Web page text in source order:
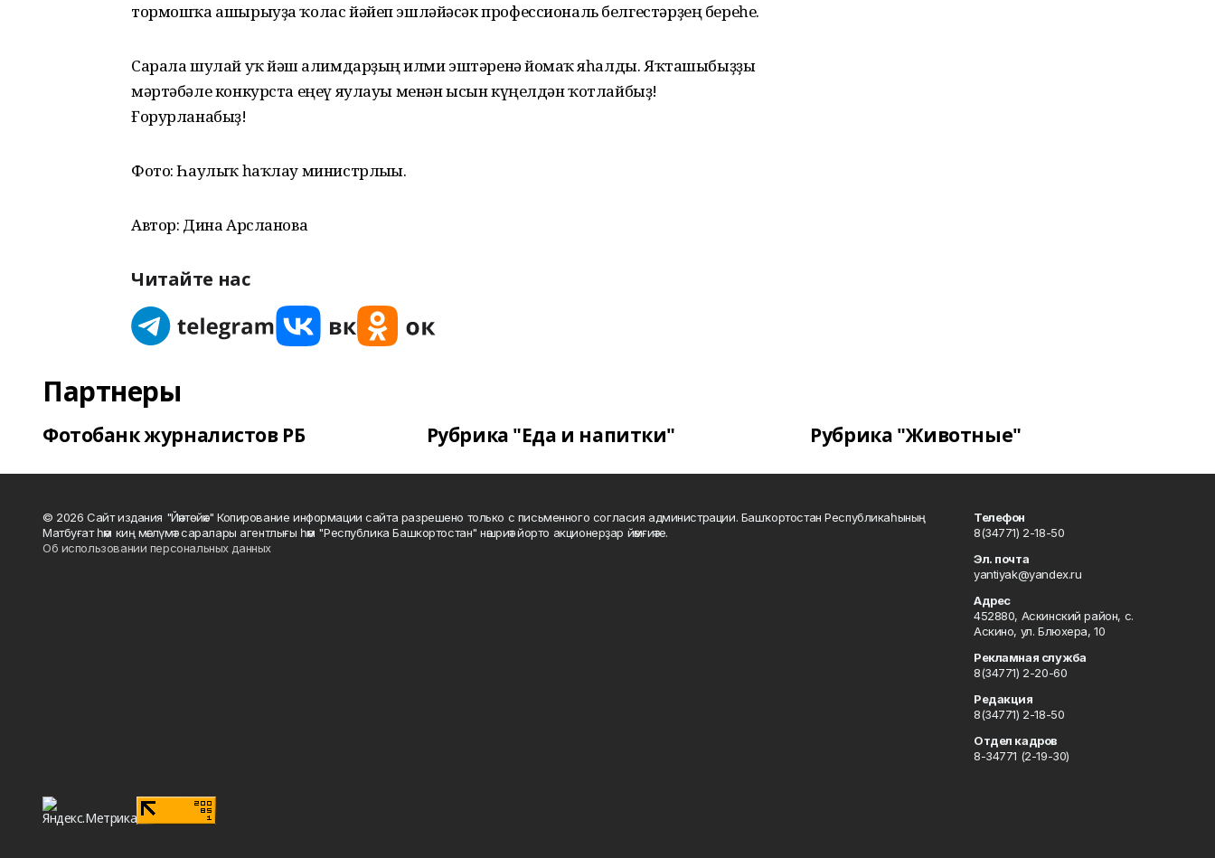
тормошҡа ашырыуҙа ҡолас йәйеп эшләйәсәк профессиональ белгестәрҙең береһе.
Сарала шулай уҡ йәш ғалимдарҙың ғилми эштәренә йомғаҡ яһалды. Яҡташыбыҙҙы
мәртәбәле конкурста еңеү яулауы менән ысын күңелдән ҡотлайбыҙ!
Ғорурланабыҙ!
Фото: Һаулыҡ һаҡлау министрлығы.
Автор: Дина Арсланова
Читайте нас
Партнеры
Фотобанк журналистов РБ Рубрика "Еда и напитки" Рубрика "Животные"
© 2026 Сайт издания "Йәнтөйәк" Копирование информации сайта разрешено только с письменного согласия администрации. Башҡортостан Республикаһының
Матбуғат һәм киң мәғлүмәт саралары агентлығы һәм "Республика Башкортостан" нәшриәт йорто акционерҙар йәмғиәте.
Об использовании персональных данных
Телефон
8(34771) 2-18-50
Эл. почта
yantiyak@yandex.ru
Адрес
452880, Аскинский район, с.
Аскино, ул. Блюхера, 10
Рекламная служба
8(34771) 2-20-60
Редакция
8(34771) 2-18-50
Отдел кадров
8-34771 (2-19-30)